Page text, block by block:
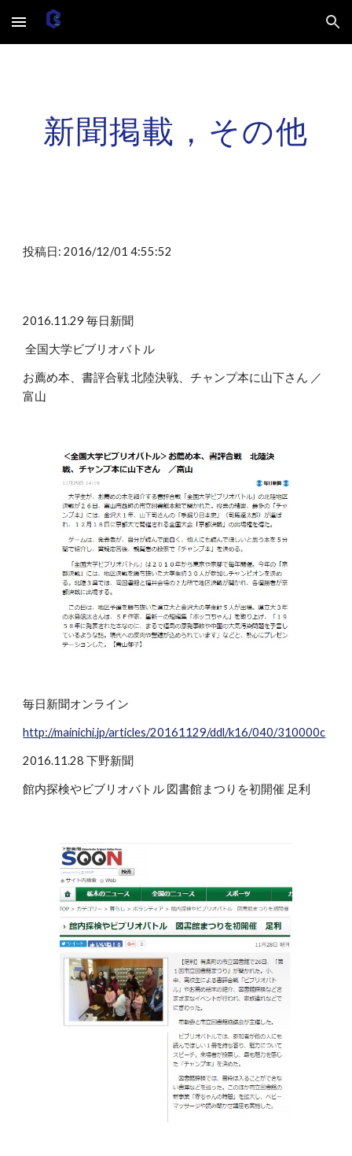
Skip to main content Skip to navigation
新聞掲載，その他
投稿日: 2016/12/01 4:55:52
2016.11.29 毎日新聞
全国大学ビブリオバトル
お薦め本、書評合戦 北陸決戦、チャンプ本に山下さん ／
富山
毎日新聞オンライン
http://mainichi.jp/articles/20161129/ddl/k16/040/310000c
2016.11.28 下野新聞
館内探検やビブリオバトル 図書館まつりを初開催 足利